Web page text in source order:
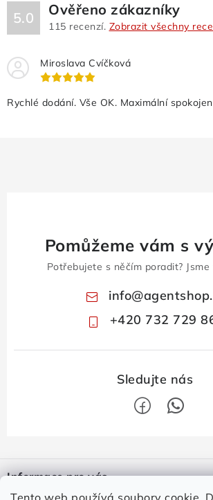
Tento web používá soubory cookie.
5.0 Ověřeno zákazníky
115 recenzí. Zobrazit všechny
Miroslava Cvíčková
Rychlé dodání. Vše OK. Maximální
Pomůžeme vám s
Potřebujete s něčím poradit?
info@
+420 732 729
p Informace pro vás